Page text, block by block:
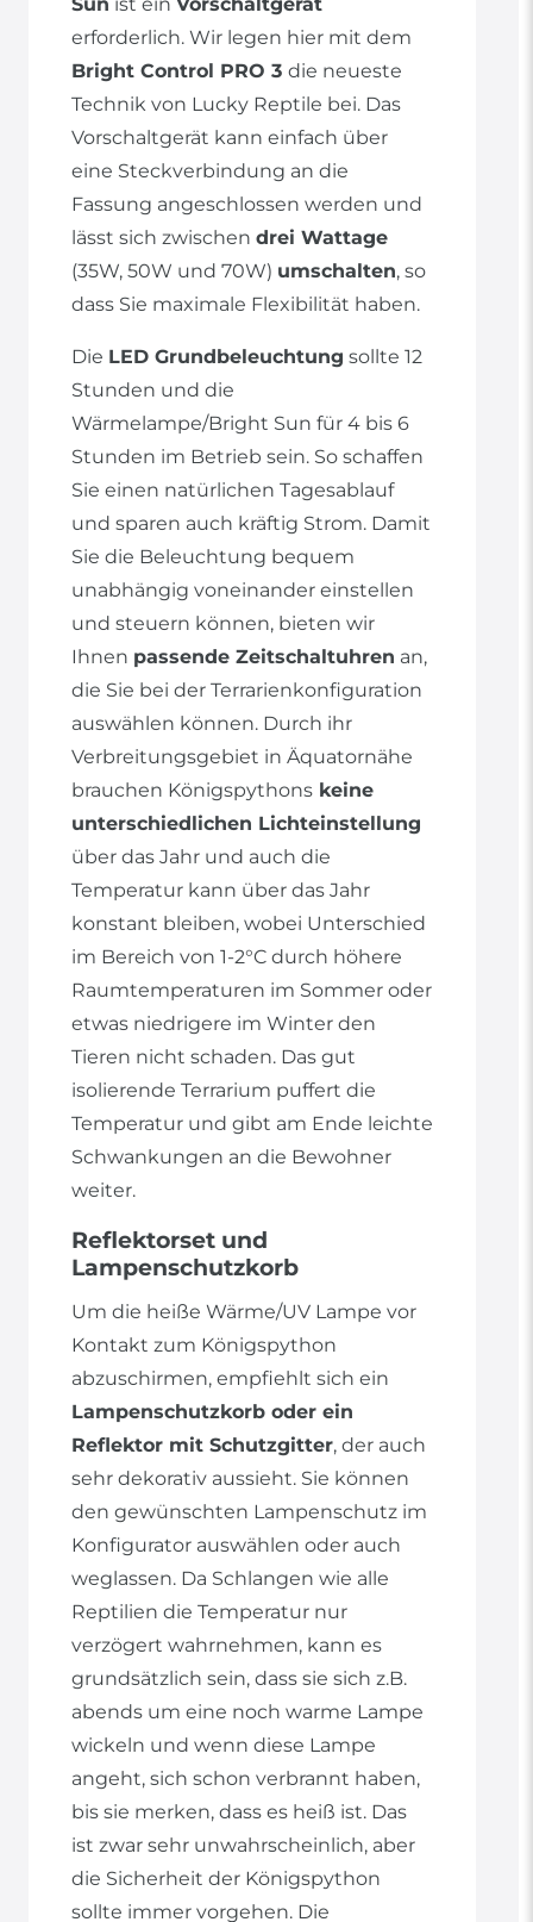
erforderlich. Wir legen hier mit dem
Bright Control PRO 3 die neueste
Technik von Lucky Reptile bei. Das
Vorschaltgerät kann einfach über
eine Steckverbindung an die
Fassung angeschlossen werden und
lässt sich zwischen drei Wattage
(35W, 50W und 70W) umschalten, so
dass Sie maximale Flexibilität haben.
Die LED Grundbeleuchtung sollte 12
Stunden und die
Wärmelampe/Bright Sun für 4 bis 6
Stunden im Betrieb sein. So schaffen
Sie einen natürlichen Tagesablauf
und sparen auch kräftig Strom. Damit
Sie die Beleuchtung bequem
unabhängig voneinander einstellen
und steuern können, bieten wir
Ihnen passende Zeitschaltuhren an,
die Sie bei der Terrarienkonfiguration
auswählen können. Durch ihr
Verbreitungsgebiet in Äquatornähe
brauchen Königspythons keine
unterschiedlichen Lichteinstellung
über das Jahr und auch die
Temperatur kann über das Jahr
konstant bleiben, wobei Unterschied
im Bereich von 1-2°C durch höhere
Raumtemperaturen im Sommer oder
etwas niedrigere im Winter den
Tieren nicht schaden. Das gut
isolierende Terrarium puffert die
Temperatur und gibt am Ende leichte
Schwankungen an die Bewohner
weiter.
Reflektorset und
Lampenschutzkorb
Um die heiße Wärme/UV Lampe vor
Kontakt zum Königspython
abzuschirmen, empfiehlt sich ein
Lampenschutzkorb oder ein
Reflektor mit Schutzgitter, der auch
sehr dekorativ aussieht. Sie können
den gewünschten Lampenschutz im
Konfigurator auswählen oder auch
weglassen. Da Schlangen wie alle
Reptilien die Temperatur nur
verzögert wahrnehmen, kann es
grundsätzlich sein, dass sie sich z.B.
abends um eine noch warme Lampe
wickeln und wenn diese Lampe
angeht, sich schon verbrannt haben,
bis sie merken, dass es heiß ist. Das
ist zwar sehr unwahrscheinlich, aber
die Sicherheit der Königspython
sollte immer vorgehen. Die